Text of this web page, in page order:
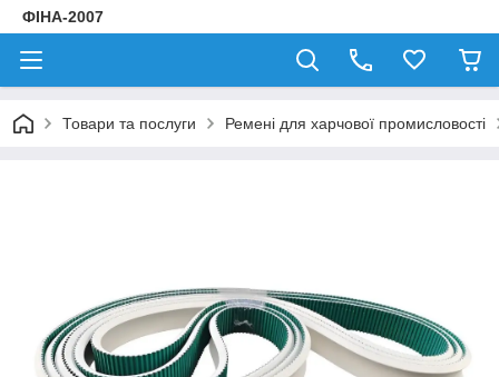
ФІНА-2007
Товари та послуги Ремені для харчової промисловості